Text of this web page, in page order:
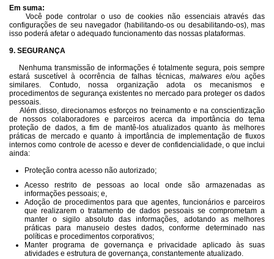
Em suma:
Você pode controlar o uso de cookies não essenciais através das
configurações de seu navegador (habilitando-os ou desabilitando-os), mas
isso poderá afetar o adequado funcionamento das nossas plataformas.
9. SEGURANÇA
Nenhuma transmissão de informações é totalmente segura, pois sempre
estará suscetível à ocorrência de falhas técnicas, malwarese/ou ações
similares. Contudo, nossa organização adota os mecanismos e
procedimentos de segurança existentes no mercado para proteger os dados
pessoais.
Além disso, direcionamos esforços no treinamento e na conscientização
de nossos colaboradores e parceiros acerca da importância do tema
proteção de dados, a fim de mantê-los atualizados quanto às melhores
práticas de mercado e quanto à importância de implementação de fluxos
internos como controle de acesso e dever de confidencialidade, o que inclui
ainda:
Proteção contra acesso não autorizado;
Acesso restrito de pessoas ao local onde são armazenadas as
informações pessoais; e,
Adoção de procedimentos para que agentes, funcionários e parceiros
que realizarem o tratamento de dados pessoais se comprometam a
manter o sigilo absoluto das informações, adotando as melhores
práticas para manuseio destes dados, conforme determinado nas
políticas e procedimentos corporativos;
Manter programa de governança e privacidade aplicado às suas
atividades e estrutura de governança, constantemente atualizado.